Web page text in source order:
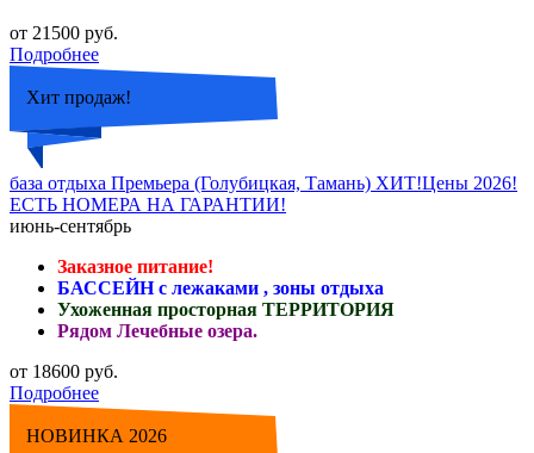
от 21500 руб.
Подробнее
Хит продаж!
база отдыха Премьера (Голубицкая, Тамань) ХИТ!Цены 2026!
ЕСТЬ НОМЕРА НА ГАРАНТИИ!
июнь-сентябрь
Заказное питание!
БАССЕЙН с лежаками , зоны отдыха
Ухоженная просторная ТЕРРИТОРИЯ
Рядом Лечебные озера.
от 18600 руб.
Подробнее
НОВИНКА 2026